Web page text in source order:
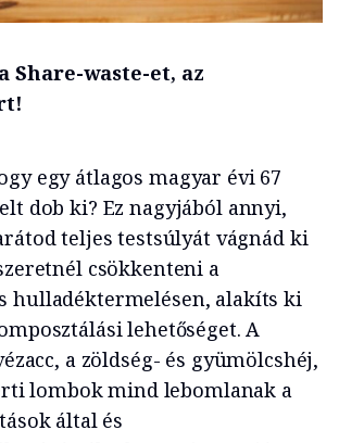
Share-waste-et, az
egy átlagos magyar évi 67
dob ki? Ez nagyjából annyi,
teljes testsúlyát vágnád ki
csökkenteni a
hulladéktermelésen, alakíts ki
lehetőséget. A
a zöldség- és gyümölcshéj,
lombok mind lebomlanak a
által és